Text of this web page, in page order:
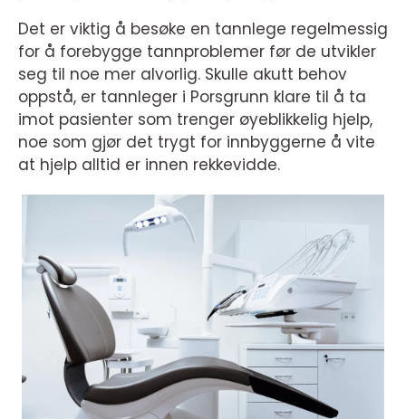
Det er viktig å besøke en tannlege regelmessig
for å forebygge tannproblemer før de utvikler
seg til noe mer alvorlig. Skulle akutt behov
oppstå, er tannleger i Porsgrunn klare til å ta
imot pasienter som trenger øyeblikkelig hjelp,
noe som gjør det trygt for innbyggerne å vite
at hjelp alltid er innen rekkevidde.